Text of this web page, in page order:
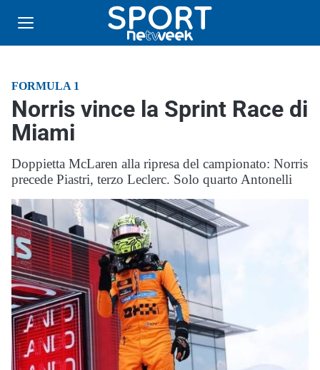
FORMULA 1
Norris vince la Sprint Race di
Miami
Doppietta McLaren alla ripresa del campionato: Norris
precede Piastri, terzo Leclerc. Solo quarto Antonelli